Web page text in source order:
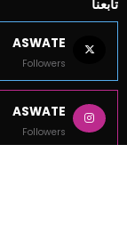
تابعنا
ASWATE
Followers
ASWATE
Followers